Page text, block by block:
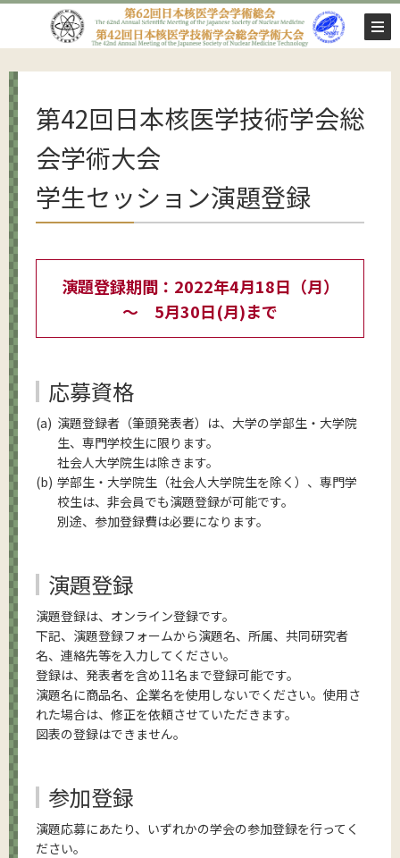
第42回日本核医学技術学会総
会学術大会
学生セッション演題登録
演題登録期間：2022年4月18日（月）
～ 5月30日(月)まで
応募資格
演題登録者（筆頭発表者）は、大学の学部生・大学院
生、専門学校生に限ります。
社会人大学院生は除きます。
学部生・大学院生（社会人大学院生を除く）、専門学
校生は、非会員でも演題登録が可能です。
別途、参加登録費は必要になります。
演題登録
演題登録は、オンライン登録です。
下記、演題登録フォームから演題名、所属、共同研究者
名、連絡先等を入力してください。
登録は、発表者を含め11名まで登録可能です。
演題名に商品名、企業名を使用しないでください。使用さ
れた場合は、修正を依頼させていただきます。
図表の登録はできません。
参加登録
演題応募にあたり、いずれかの学会の参加登録を行ってく
ださい。